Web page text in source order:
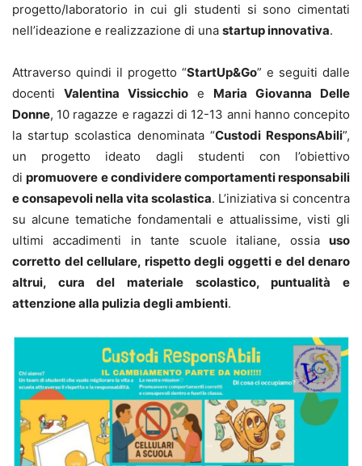
progetto/laboratorio in cui gli studenti si sono cimentati
nell’ideazione e realizzazione di una startup innovativa.
Attraverso quindi il progetto “StartUp&Go” e seguiti dalle
docenti Valentina Vissicchio e Maria Giovanna Delle
Donne, 10 ragazze e ragazzi di 12-13 anni hanno concepito
la startup scolastica denominata “Custodi ResponsAbili”,
un progetto ideato dagli studenti con l’obiettivo
di promuovere e condividere comportamenti responsabili
e consapevoli nella vita scolastica. L’iniziativa si concentra
su alcune tematiche fondamentali e attualissime, visti gli
ultimi accadimenti in tante scuole italiane, ossia uso
corretto del cellulare, rispetto degli oggetti e del denaro
altrui, cura del materiale scolastico, puntualità e
attenzione alla pulizia degli ambienti.